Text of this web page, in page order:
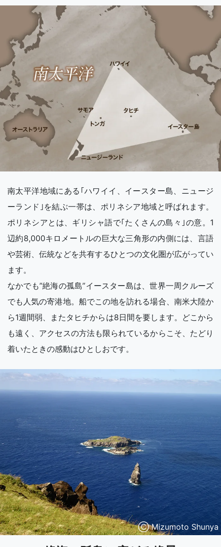
南太平洋地域にある｢ハワイイ、イースター島、ニュージ
ーランド｣を結ぶ一帯は、ポリネシア地域と呼ばれます。
ポリネシアとは、ギリシャ語で｢たくさんの島々｣の意。1
辺約8,000キロメートルの巨大な三角形の内側には、言語
や芸術、伝統などを共有するひとつの文化圏が広がってい
ます。
なかでも”絶海の孤島”イースター島は、世界一周クルーズ
でも人気の寄港地。船でこの地を訪れる場合、南米大陸か
ら1週間弱、またタヒチからは8日間を要します。どこから
も遠く、アクセスの方法も限られているからこそ、たどり
着いたときの感動はひとしおです。
Ⓒ Mizumoto Shunya